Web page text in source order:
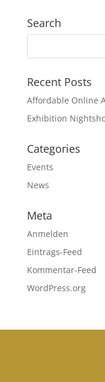
Search
Recent Posts
Affordable Online
Exhibition
Categories
Events
News
Meta
Anmelden
Eintrags-Feed
Kommentar-Feed
WordPress.org